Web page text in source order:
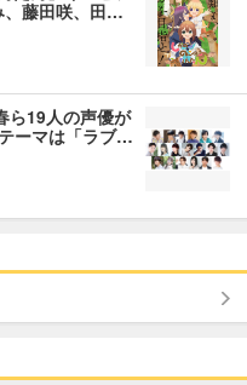
、藤田咲、田…
ら19人の声優が
ーマは「ラブ…